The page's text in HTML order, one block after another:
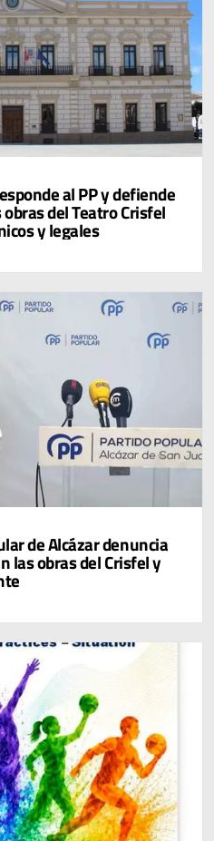
al PP y defiende
del Teatro Crisfel
y legales
de Alcázar denuncia
las obras del Crisfel y